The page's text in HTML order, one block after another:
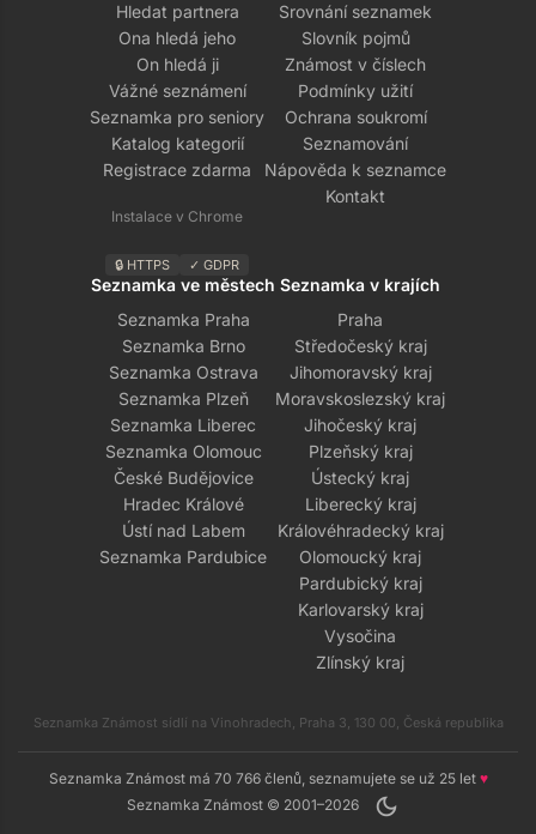
Hledat partnera
Ona hledá jeho
On hledá ji
Vážné seznámení
Seznamka pro seniory
Katalog kategorií
Registrace zdarma
Instalace v Chrome
🔒 HTTPS ✓ GDPR
Srovnání seznamek
Slovník pojmů
Známost v číslech
Podmínky užití
Ochrana soukromí
Seznamování
Nápověda k seznamce
Kontakt
Seznamka ve městech
Seznamka Praha
Seznamka Brno
Seznamka Ostrava
Seznamka Plzeň
Seznamka Liberec
Seznamka Olomouc
České Budějovice
Hradec Králové
Ústí nad Labem
Seznamka Pardubice
Seznamka v krajích
Praha
Středočeský kraj
Jihomoravský kraj
Moravskoslezský kraj
Jihočeský kraj
Plzeňský kraj
Ústecký kraj
Liberecký kraj
Královéhradecký kraj
Olomoucký kraj
Pardubický kraj
Karlovarský kraj
Vysočina
Zlínský kraj
Seznamka Známost sídlí na Vinohradech, Praha 3, 130 00, Česká republika
Seznamka Známost má 70 766 členů, seznamujete se už 25 let ♥
Seznamka Známost © 2001–2026
dark_mode